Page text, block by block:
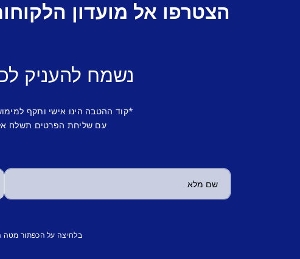
הצטרפו אל מועדון
נשמח להעניק
*קוד ההטבה הינו אישי ותקף
עם שליחת הפרטים תשלח
בלחיצה על הכפתור